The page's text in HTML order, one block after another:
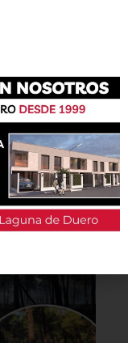
en papel
Artes.